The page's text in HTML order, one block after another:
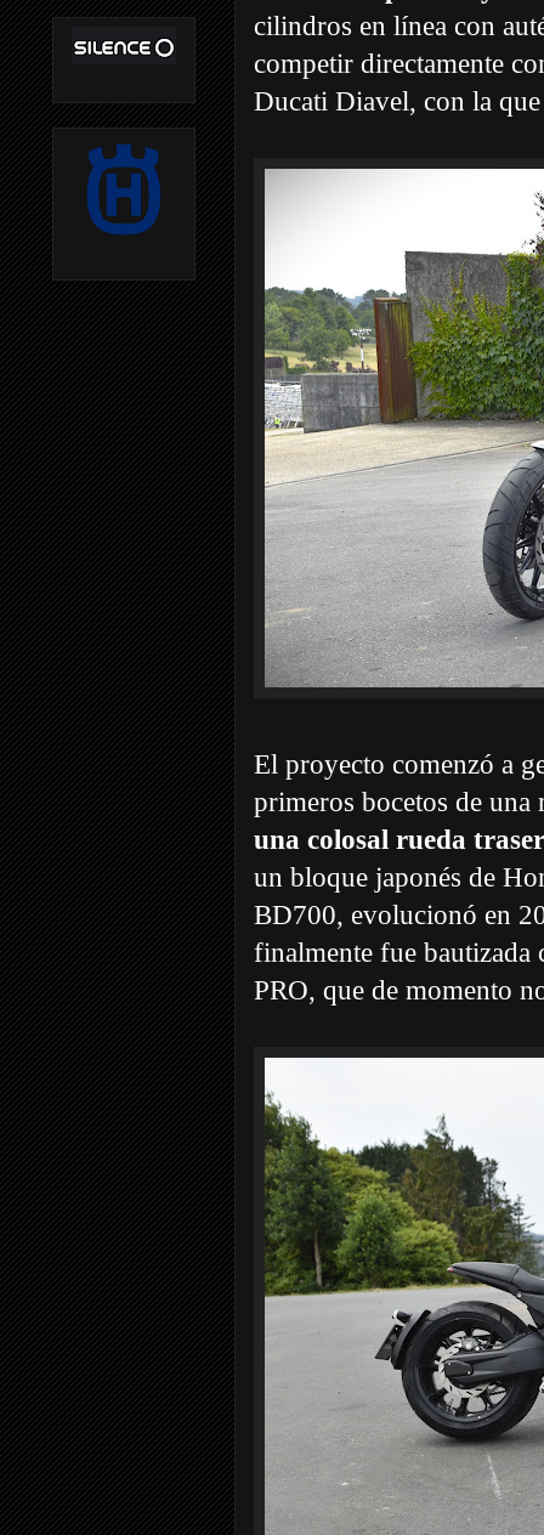
cilindros en línea con
competir directamente
Ducati Diavel, con la
El proyecto comenzó a
primeros bocetos de
una colosal rueda
un bloque japonés de
BD700, evolucionó en
finalmente fue
PRO, que de momento